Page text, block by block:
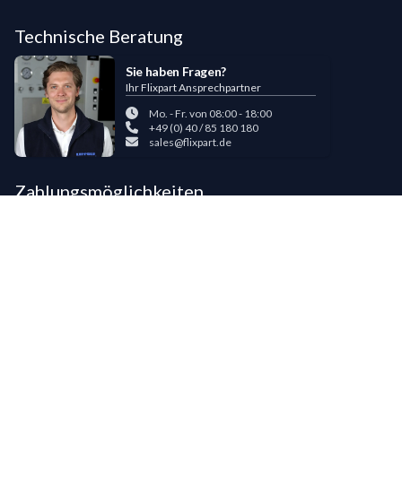
Technische Beratung
Sie haben Fragen?
Ihr Flixpart Ansprechpartner
Mo. - Fr. von 08:00 - 18:00
+49 (0) 40 / 85 180 180
sales@flixpart.de
Zahlungsmöglichkeiten